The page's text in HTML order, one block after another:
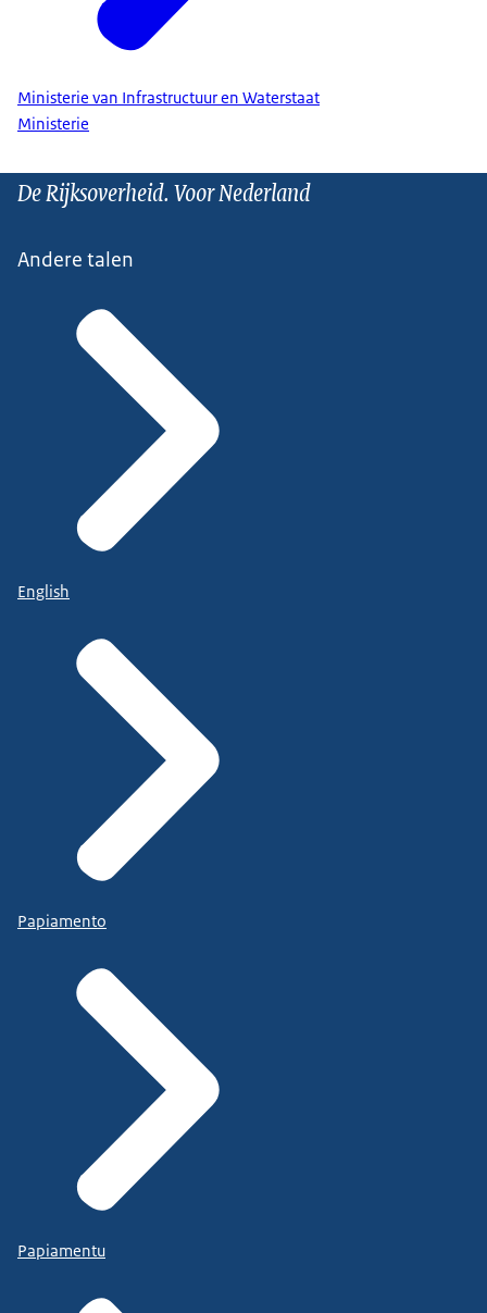
Ministerie van Infrastructuur en Waterstaat
Ministerie
De Rijksoverheid. Voor Nederland
Andere talen
English
Papiamento
Papiamentu